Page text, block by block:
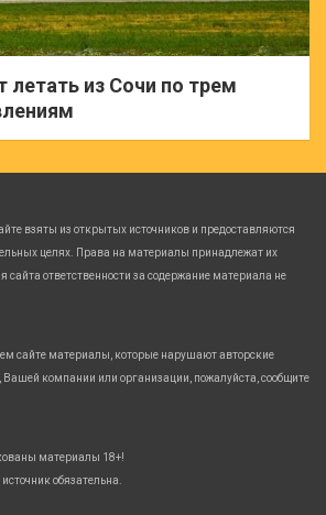
летать из Сочи по трем
взяты из открытых источников и предоставляются
целях. Права на материалы принадлежат их
ответственности за содержание материала не
сайте материалы, которые нарушают авторские
компании или организации, пожалуйста, сообщите
материалы 18+!
обязательна.